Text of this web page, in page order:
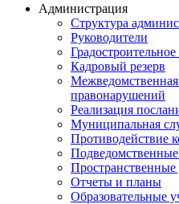
Администрация
Структура
Руководители
Кадровый резерв
правонарушений
Реализация
Муниципальная
Противодействие
Отчеты и планы
Образовательные